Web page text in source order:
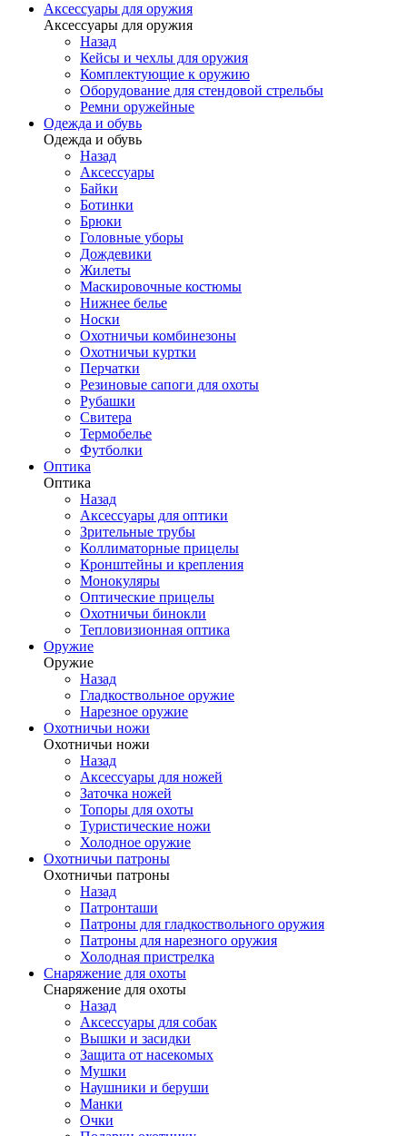
Аксессуары для оружия
Аксессуары для оружия
Назад
Кейсы и чехлы для оружия
Комплектующие к оружию
Оборудование для стендовой стрельбы
Ремни оружейные
Одежда и обувь
Одежда и обувь
Назад
Аксессуары
Байки
Ботинки
Брюки
Головные уборы
Дождевики
Жилеты
Маскировочные костюмы
Нижнее белье
Носки
Охотничьи комбинезоны
Охотничьи куртки
Перчатки
Резиновые сапоги для охоты
Рубашки
Свитера
Термобелье
Футболки
Оптика
Оптика
Назад
Аксессуары для оптики
Зрительные трубы
Коллиматорные прицелы
Кронштейны и крепления
Монокуляры
Оптические прицелы
Охотничьи бинокли
Тепловизионная оптика
Оружие
Оружие
Назад
Гладкоствольное оружие
Нарезное оружие
Охотничьи ножи
Охотничьи ножи
Назад
Аксессуары для ножей
Заточка ножей
Топоры для охоты
Туристические ножи
Холодное оружие
Охотничьи патроны
Охотничьи патроны
Назад
Патронташи
Патроны для гладкоствольного оружия
Патроны для нарезного оружия
Холодная пристрелка
Снаряжение для охоты
Снаряжение для охоты
Назад
Аксессуары для собак
Вышки и засидки
Защита от насекомых
Мушки
Наушники и беруши
Манки
Очки